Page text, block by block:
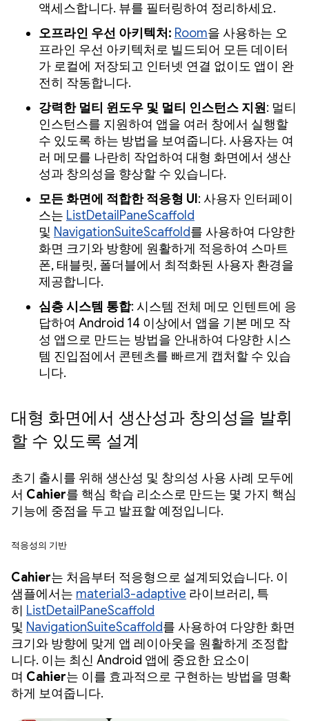
액세스합니다. 뷰를 필터링하여 정리하세요.
오프라인 우선 아키텍처: Room을 사용하는 오
프라인 우선 아키텍처로 빌드되어 모든 데이터
가 로컬에 저장되고 인터넷 연결 없이도 앱이 완
전히 작동합니다.
강력한 멀티 윈도우 및 멀티 인스턴스 지원: 멀티
인스턴스를 지원하여 앱을 여러 창에서 실행할
수 있도록 하는 방법을 보여줍니다. 사용자는 여
러 메모를 나란히 작업하여 대형 화면에서 생산
성과 창의성을 향상할 수 있습니다.
모든 화면에 적합한 적응형 UI : 사용자 인터페이
스는 ListDetailPaneScaffold
및 NavigationSuiteScaffold를 사용하여 다양한
화면 크기와 방향에 원활하게 적응하여 스마트
폰, 태블릿, 폴더블에서 최적화된 사용자 환경을
제공합니다.
심층 시스템 통합: 시스템 전체 메모 인텐트에 응
답하여 Android 14 이상에서 앱을 기본 메모 작
성 앱으로 만드는 방법을 안내하여 다양한 시스
템 진입점에서 콘텐츠를 빠르게 캡처할 수 있습
니다.
대형 화면에서 생산성과 창의성을 발휘
할 수 있도록 설계
초기 출시를 위해 생산성 및 창의성 사용 사례 모두에
서 Cahier를 핵심 학습 리소스로 만드는 몇 가지 핵심
기능에 중점을 두고 발표할 예정입니다.
적응성의 기반
Cahier는 처음부터 적응형으로 설계되었습니다. 이
샘플에서는 material3-adaptive 라이브러리, 특
히 ListDetailPaneScaffold
및 NavigationSuiteScaffold를 사용하여 다양한 화면
크기와 방향에 맞게 앱 레이아웃을 원활하게 조정합
니다. 이는 최신 Android 앱에 중요한 요소이
며 Cahier는 이를 효과적으로 구현하는 방법을 명확
하게 보여줍니다.